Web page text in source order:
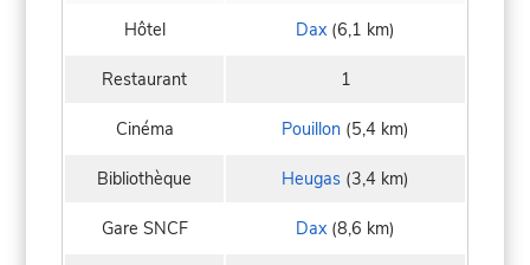
Hôtel Dax (6,1 km)
Restaurant 1
Cinéma Pouillon (5,4 km)
Bibliothèque Heugas (3,4 km)
Gare SNCF Dax (8,6 km)